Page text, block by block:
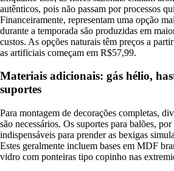
autênticos, pois não passam por processos
Financeiramente, representam uma opção
durante a temporada são produzidas em
custos. As opções naturais têm preços a
as artificiais começam em R$57,99.
Materiais adicionais: gás hélio,
suportes
Para montagem de decorações completas,
são necessários. Os suportes para balões,
indispensáveis para prender as bexigas
Estes geralmente incluem bases em MDF
vidro com ponteiras tipo copinho nas